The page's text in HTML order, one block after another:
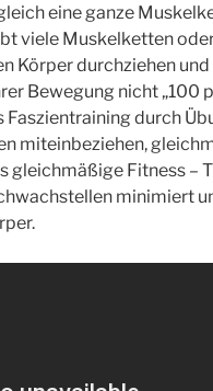
eine ganze
viele Muskelketten
Körper durchziehen
Bewegung nicht „100
durch
miteinbeziehen,
gleichmäßige Fitness –
minimiert